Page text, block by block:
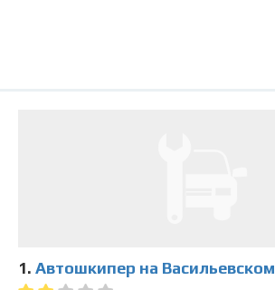
1. Автошкипер на Васильевском